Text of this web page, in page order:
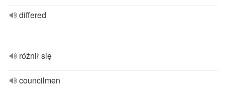
differed
różnił się
councilmen